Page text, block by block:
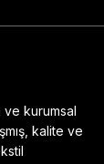
kurumsal
kalite ve